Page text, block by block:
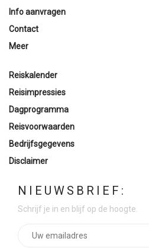
Info aanvragen
Contact
Meer
Reiskalender
Reisimpressies
Dagprogramma
Reisvoorwaarden
Bedrijfsgegevens
Disclaimer
NIEUWSBRIEF:
Schrijf je in en blijf op de hoogte.